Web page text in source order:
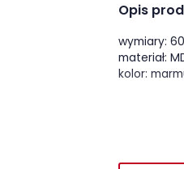
Opis
wymiary:
materiał:
kolor: